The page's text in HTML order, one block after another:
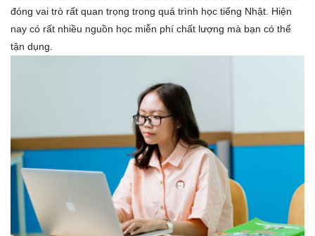
đóng vai trò rất quan trọng trong quá trình học tiếng Nhật. Hiện
nay có rất nhiều nguồn học miễn phí chất lượng mà bạn có thể
tận dụng.